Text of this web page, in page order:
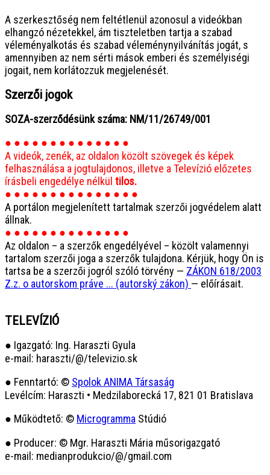
A szerkesztőség nem feltétlenül azonosul a videókban
elhangzó nézetekkel, ám tiszteletben tartja a szabad
véleményalkotás és szabad véleménynyilvánítás jogát, s
amennyiben az nem sérti mások emberi és személyiségi
jogait, nem korlátozzuk megjelenését.
Szerzői jogok
SOZA-szerződésünk száma: NM/11/26749/001
● ● ● ● ● ● ● ● ● ● ● ● ● ●
A videók, zenék, az oldalon közölt szövegek és képek
felhasználása a jogtulajdonos, illetve a Televízió előzetes
írásbeli engedélye nélkül tilos.
● ● ● ● ● ● ● ● ● ● ● ● ● ● ●
A portálon megjelenített tartalmak szerzői jogvédelem alatt
állnak.
● ● ● ● ● ● ● ● ● ● ● ● ● ●
Az oldalon – a szerzők engedélyével – közölt valamennyi
tartalom szerzői joga a szerzők tulajdona. Kérjük, hogy Ön is
tartsa be a szerzői jogról szóló törvény — ZÁKON 618/2003
Z.z. o autorskom práve ... (autorský zákon) — előírásait.
TELEVÍZIÓ
● Igazgató: Ing. Haraszti Gyula
e-mail: haraszti/@/televizio.sk
● Fenntartó: © Spolok ANIMA Társaság
Levélcím: Haraszti • Medzilaborecká 17, 821 01 Bratislava
● Működtető: © Microgramma Stúdió
● Producer: © Mgr. Haraszti Mária műsorigazgató
e-mail: medianprodukcio/@/gmail.com